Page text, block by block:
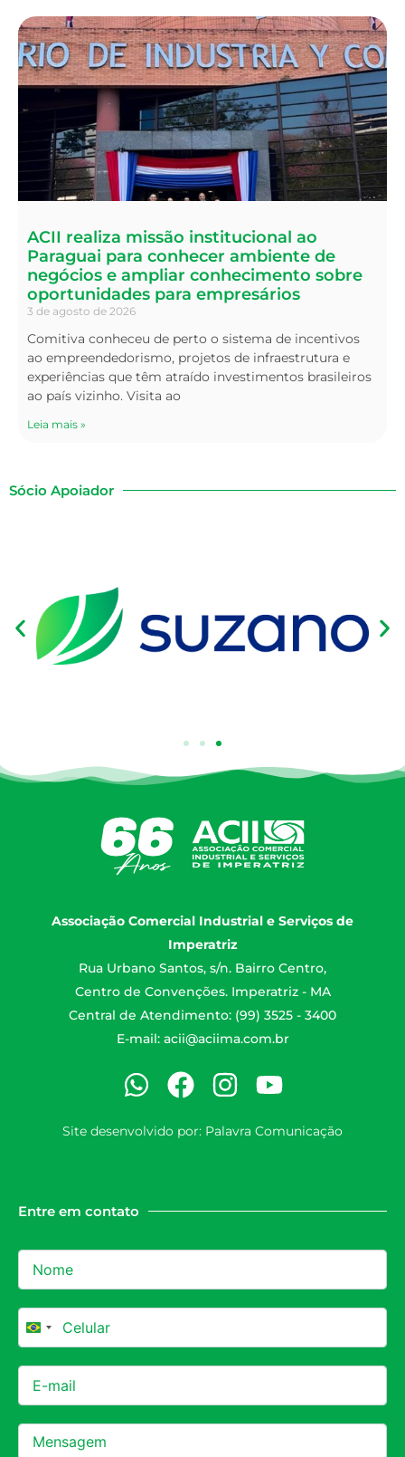
ACII realiza missão institucional ao
Paraguai para conhecer ambiente de
negócios e ampliar conhecimento sobre
oportunidades para empresários
3 de agosto de 2026
Comitiva conheceu de perto o sistema de incentivos
ao empreendedorismo, projetos de infraestrutura e
experiências que têm atraído investimentos brasileiros
ao país vizinho. Visita ao
Leia mais »
Sócio Apoiador
Associação Comercial Industrial e Serviços de
Imperatriz
Rua Urbano Santos, s/n. Bairro Centro,
Centro de Convenções. Imperatriz - MA
Central de Atendimento: (99) 3525 - 3400
E-mail: acii@aciima.com.br
Site desenvolvido por: Palavra Comunicação
Entre em contato
Brazil +55